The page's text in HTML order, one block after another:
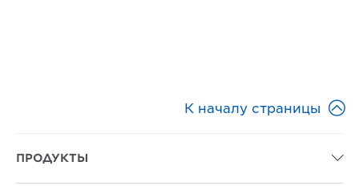
К началу страницы 
ПРОДУКТЫ 